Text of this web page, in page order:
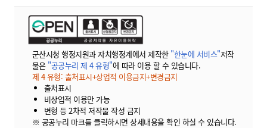
군산시청 행정지원과 자치행정계에서 제작한 "한눈에 서비스"저작
물은 "공공누리 제 4 유형"에 따라 이용 할 수 있습니다.
제 4 유형: 출처표시+상업적 이용금지+변경금지
출처표시
비상업적 이용만 가능
변형 등 2차적 저작물 작성 금지
※ 공공누리 마크를 클릭하시면 상세내용을 확인 하실 수 있습니다.